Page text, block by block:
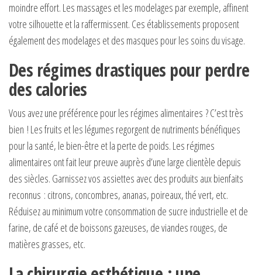
moindre effort. Les massages et les modelages par exemple, affinent
votre silhouette et la raffermissent. Ces établissements proposent
également des modelages et des masques pour les soins du visage.
Des régimes drastiques pour perdre
des calories
Vous avez une préférence pour les régimes alimentaires ? C’est très
bien ! Les fruits et les légumes regorgent de nutriments bénéfiques
pour la santé, le bien-être et la perte de poids. Les régimes
alimentaires ont fait leur preuve auprès d’une large clientèle depuis
des siècles. Garnissez vos assiettes avec des produits aux bienfaits
reconnus : citrons, concombres, ananas, poireaux, thé vert, etc.
Réduisez au minimum votre consommation de sucre industrielle et de
farine, de café et de boissons gazeuses, de viandes rouges, de
matières grasses, etc.